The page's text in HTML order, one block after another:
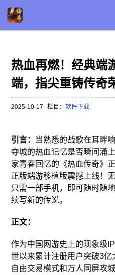
热血再燃！经典端
端，指尖重铸传奇
2025-10-17 栏目：软件下载
引言： 当熟悉的战歌在耳畔
夺城的热血记忆是否瞬间涌
家青春回忆的《热血传奇》
正版端游移植版震撼上线！
只需一部手机，即可随时随
续写新的传说。
正文：
作为中国网游史上的现象级
世以来累计注册用户突破3亿
自由交易模式和万人同屏攻